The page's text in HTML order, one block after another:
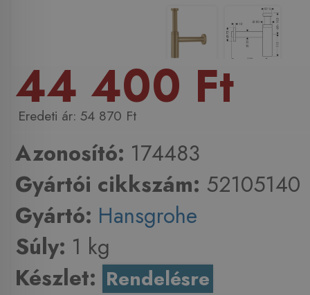
44 400 Ft
54 870 Ft
Azonosító: 174483
Gyártói cikkszám: 52105140
Gyártó: Hansgrohe
Súly: 1 kg
Készlet: Rendelésre